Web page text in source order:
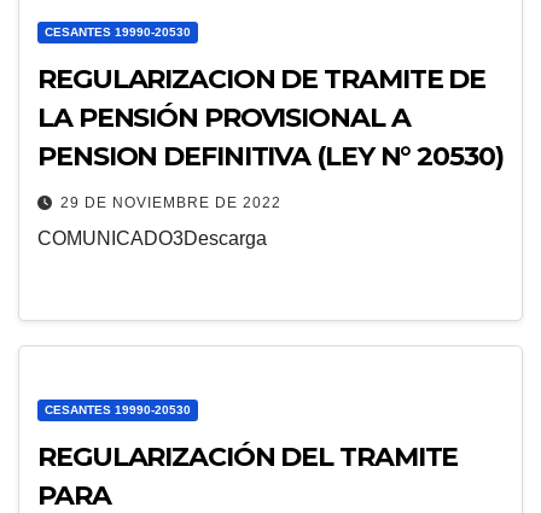
CESANTES 19990-20530
REGULARIZACION DE TRAMITE DE
LA PENSIÓN PROVISIONAL A
PENSION DEFINITIVA (LEY N° 20530)
29 DE NOVIEMBRE DE 2022
COMUNICADO3Descarga
CESANTES 19990-20530
REGULARIZACIÓN DEL TRAMITE
PARA